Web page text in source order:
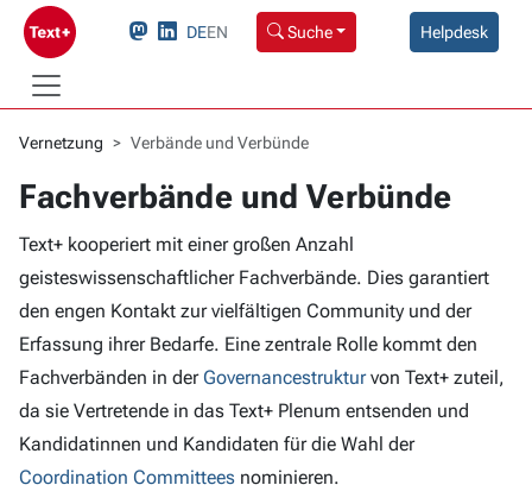
DEEN Suche Helpdesk
Vernetzung Verbände und Verbünde
Verbände und Verbünde
Fachverbände und Verbünde
Text+ kooperiert mit einer großen Anzahl
geisteswissenschaftlicher Fachverbände. Dies garantiert
den engen Kontakt zur vielfältigen Community und der
Erfassung ihrer Bedarfe. Eine zentrale Rolle kommt den
Fachverbänden in derGovernancestrukturvon Text+ zuteil,
da sie Vertretende in das Text+ Plenum entsenden und
Kandidatinnen und Kandidaten für die Wahl der
Coordination Committees nominieren.